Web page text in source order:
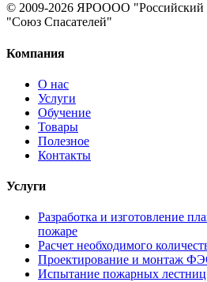
© 2009-2026 ЯРОООО "Российский
"Союз Спасателей"
Компания
О нас
Услуги
Обучение
Товары
Полезное
Контакты
Услуги
Разработка и изготовление
пожаре
Расчет необходимого
Проектирование и монтаж
Испытание пожарных